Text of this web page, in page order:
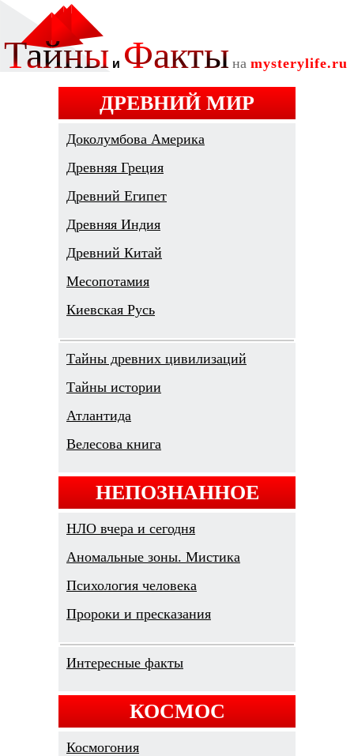
ДРЕВНИЙ МИР
Доколумбова Америка
Древняя Греция
Древний Египет
Древняя Индия
Древний Китай
Месопотамия
Киевская Русь
Тайны древних цивилизаций
Тайны истории
Атлантида
Велесова книга
НЕПОЗНАННОЕ
НЛО вчера и сегодня
Аномальные зоны. Мистика
Психология человека
Пророки и пресказания
Интересные факты
КОСМОС
Космогония